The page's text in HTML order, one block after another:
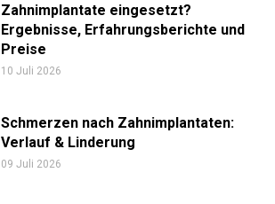
Zahnimplantate eingesetzt?
Ergebnisse, Erfahrungsberichte und
Preise
10 Juli 2026
Schmerzen nach Zahnimplantaten:
Verlauf & Linderung
09 Juli 2026